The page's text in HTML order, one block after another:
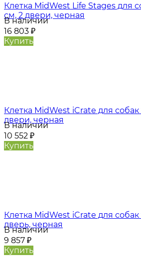
Клетка MidWest Life Stages для
см, 2 двери, черная
В наличии
16 803 ₽
Купить
Клетка MidWest iCrate для собак
двери, черная
В наличии
10 552 ₽
Купить
Клетка MidWest iCrate для собак
дверь, черная
В наличии
9 857 ₽
Купить